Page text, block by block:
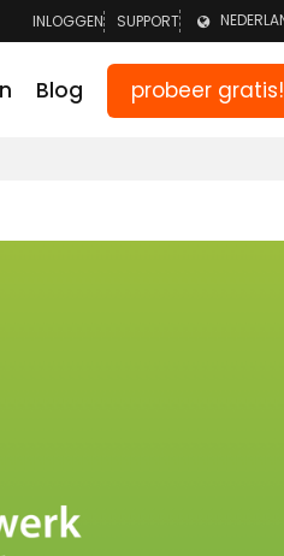
INLOGGEN
OUDERS
SUPPORT
Blog probeer gratis!